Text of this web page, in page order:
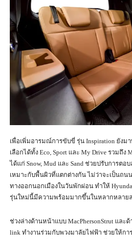
เพื่อเพิ่มอารมณ์การขับขี่ รุ่น Inspiration ยังมา
เลือกได้ทั้ง Eco, Sport และ My Drive รวมถึง
ได้แก่ Snow, Mud และ Sand ช่วยปรับการต
เหมาะกับพื้นผิวที่แตกต่างกัน ไม่ว่าจะเป็นถน
ทางออกนอกเมืองในวันพักผ่อน ทำให้
รุ่นใหม่นี้มีความพร้อมมากขึ้นในหลากหลาย
ช่วงล่างด้านหน้าแบบ MacPhersonStrut และ
link ทำงานร่วมกับพวงมาลัยไฟฟ้า ช่วยให้ก